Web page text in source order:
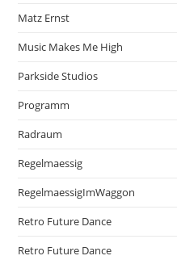
Matz Ernst
Music Makes Me High
Parkside Studios
Programm
Radraum
Regelmaessig
RegelmaessigImWaggon
Retro Future Dance
Retro Future Dance